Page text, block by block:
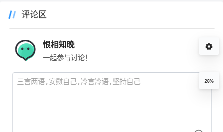
评论区
恨相知晚
一起参与讨论！
26%